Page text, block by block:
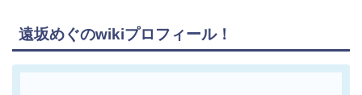
遠坂めぐのwikiプロフィール！